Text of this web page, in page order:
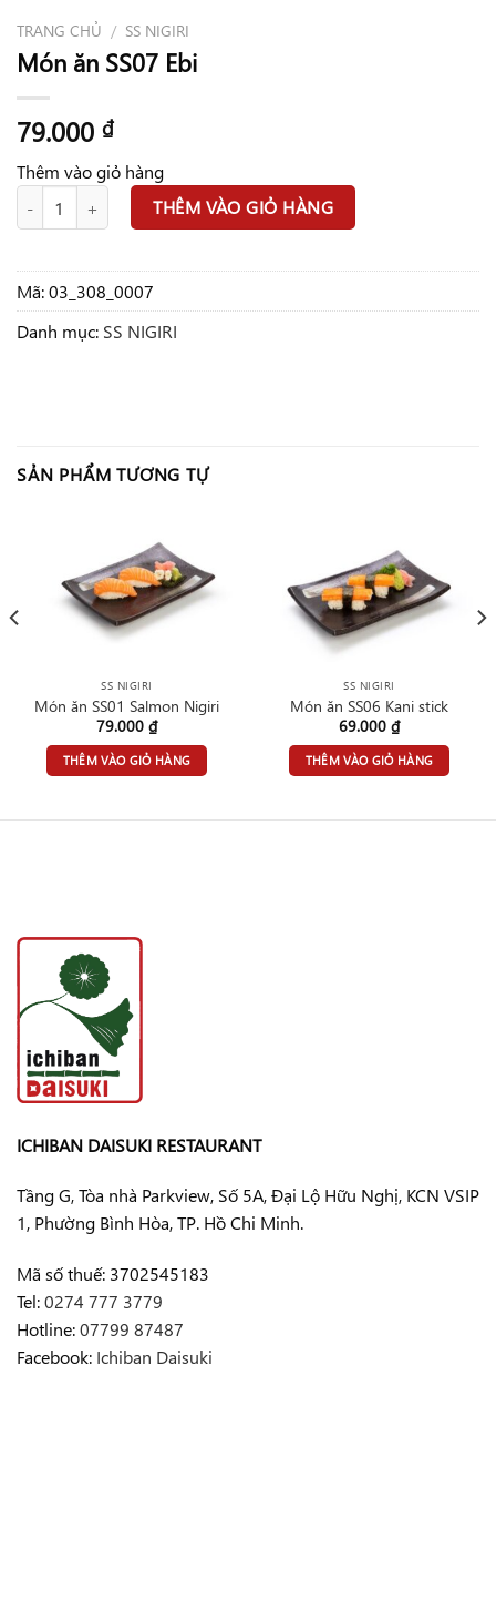
TRANG CHỦ / SS NIGIRI
Món ăn SS07 Ebi
79.000 ₫
Thêm vào giỏ hàng
Món ăn SS07 Ebi số lượngTHÊM VÀO GIỎ HÀNG
Mã:03_308_0007
Danh mục: SS NIGIRI
SẢN PHẨM TƯƠNG TỰ
SS NIGIRI
Món ăn SS01 Salmon Nigiri
79.000 ₫
THÊM VÀO GIỎ HÀNG
SS NIGIRI
Món ăn SS06 Kani stick
69.000 ₫
THÊM VÀO GIỎ HÀNG
ICHIBAN DAISUKI RESTAURANT
Tầng G, Tòa nhà Parkview, Số 5A, Đại Lộ Hữu Nghị, KCN VSIP
1, Phường Bình Hòa, TP. Hồ Chi Minh.
Mã số thuế: 3702545183
Tel:0274 777 3779
Hotline:07799 87487
Facebook: Ichiban Daisuki